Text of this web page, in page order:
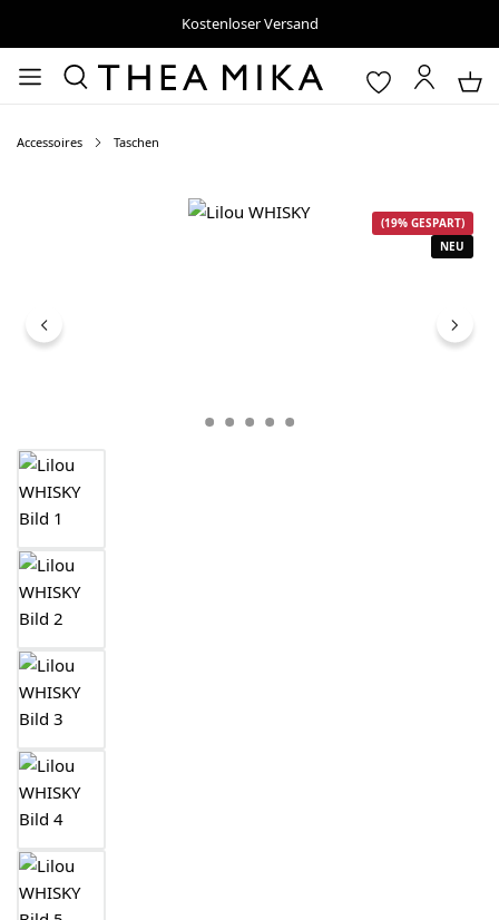
Kostenloser Versand
Accessoires Taschen
Bildergalerie überspringen
(19% GESPART)
NEU